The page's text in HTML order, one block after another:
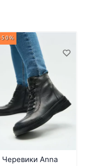
50%
Черевики Anna